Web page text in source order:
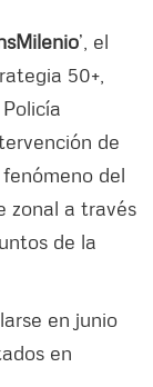
’, el
50+,
de
del
zonal a través
de la
en junio
en